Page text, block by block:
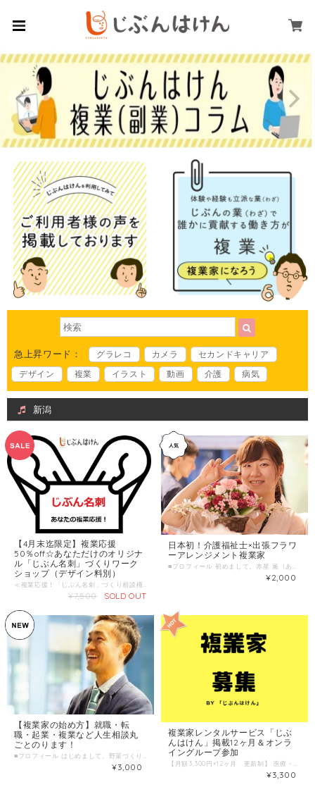
急上昇ワード： グラレコ カメラ
セカンドキャリア
デザイン
複業 イラスト 動画 介護 病気
新潟
【4月末迄限定】複業応援
50％off☆あなただけのオリジナ
ル「じぶん名刺」づくりワーク
ショップ（デザイン料別）
¥7,500 SOLD OUT
日本初！介護福祉士×出張フラワ
ーアレンジメント複業家
■プロフィール 初めまして。赤星 薫（あかぼしかおる）と申します。 日本初！介護福祉士による出張フラワーアレンジメント・園芸教室を広めています＾＾ 現場で頑張る介護士さんたちのお悩みやこれからの相談 介護現場で働いてみたい方のご質問にお答え 花や植物をプレゼントしたいけど、自分では選べないから助けてほしい などなど、色々ご相談に乗れたらと思います＾＾ 美味しいものを一緒に食べに行く、探求しに行くのもウェルカムです♪ Facebook https://www.facebook.com/rich.kaoru.happysmile Instagram https://www.instagram.com/happysmile_378/ ■わたしの複業 （経験・実績・趣味・特技・好きなことetc） 職歴 有料老人ホーム勤務７年半 訪問フラワーアレンジメント園芸教室「ハッピースマイル」代表 創業３年目 自社教室開催と並行して、花屋の店舗でも勤務 資格 介護福祉士 高等学校農業科教員免許 フラワー装飾技能士３級 趣味 花屋巡り 古民家をネットで見まくる 旅行 山の上から景色眺めてボーっとする 《花と緑で未来を楽しく明るく 》、《ハッピースマイルに関わる全ての方の幸福を目指すと共に、自分らしく生き・働く仲間を増やす活動を全国・世界へ拡げること》を理念として掲げ活動中。 高校・大学で、フラワーアレンジメント・植物の栽培・農業・生物を中心に学ぶ。 大学在学中に園芸療法に興味を持ち、福祉業界に就職。 介護職として生活全般から看取りまでを７年半経験し、その中で、『心身の癒し・リハビリテーション』を目的に、高齢者向けフラワーアレンジメント教室、介護施設職員向け「お花と認知症研修」の開催や園芸療法を行う。 高齢者の楽しみ創出・介護スタッフ研修が評判で出張型のフラワーアレンジメント・園芸教室「ハッピースマイル」を創業。 2019年7月まで、延べ2000人以上が参加、リピート率は90％以上。 園芸療法とそれを通した対人コミュニケーションや働き方についての講義開催など、福祉関係者向けフラワーアレンジメント講座などを現場主導でできるようにサポート業務を展開中。 ■時間内に提供できること 自宅に置く植物を一緒に選んでほしい 人に花をプレゼントしたいから、相談に乗ってほしい 古民家カフェに一緒に行きたい 花を選ぶコツ、教室のコツ 心の相談 施設アクティビティの相談 働き方、介護に関する悩みや相談 介護に対する想い・ぐち クレームにならない対応のコツ ただ話を聞いてほしい ■ こんな人におすすめ 花をすぐ枯らすことに悩んでる、育て方分からないから躊躇してる 人に花をあげてみたいけどハードル高い 一人でカフェに行きにくい とにかく癒されたい 美味しいもの食べることが好きな方 介護職として働くことに疲れてきている方 色々疲れてる方 ■ 当日の流れとスケジュール（60分） 【WEBでのやり取りをご希望の場合】 1、簡単にお互いの自己紹介 2、相談内容・ヒアリング 3、個別の質問にお答え ＊時間延長希望の場合はその場でご相談の上、ご決済いただきます。 【対面でのやり取りをご希望の場合】 ＊花屋やカフェなど、出向く先への交通費や飲食費はご負担をお願いいたします。 1、簡単にお互いの自己紹介 2、買い物希望→ヒアリング・選定 相談希望 → 食事しながらお話し ＊時間延長希望の場合はその場でご相談の上、ご決済いただきます。 ■調整可能な曜日・時間帯 平日の 月曜～金曜の17時以降 、土日の日中 ＊平日の日中も可能な日がございます。お気軽にお問い合わせ下さい。 ＊ 当日のお申し込みはご遠慮ください。 ３日前以上の余裕を持った日時で、ご希望日時を３つほどお知らせください。 （送信欄）＝＝＝＝＝＝＝＝＝＝＝＝ 第一希望：●月●日●曜日 ●時●分～●時●分 第二希望：●月●日●曜日 ●時●分～●時●分 第三希望：●月●日●曜日 ●時●分～●時●分 ＝＝＝＝＝＝＝＝＝＝＝＝＝＝＝＝＝ ＊対面、WEB上でのやりとり、どちらでも構いません。 対面の場合は、場所は要相談でお願いいたします。 ＊花屋やカフェなど、出向く先への交通費や飲食費はご負担をお願いいたします。 ■ よくある質問 Q. オンラインでのやり取りは可能ですか？ A. 可能です＾＾ ・ご相談日時等のお問い合わせ ・遠隔地にお住まいであったり、都合上対面が不可能な場合 などは、LINE＠ or Facebookメッセンジャーにてご連絡ください。 Q. 延長した場合はどうなりますか？ A. 延長時間分を別途ご購入いただきます。 ■1回のサービス提供時間 １時間/回 ＊２時間ご希望の場合はカートにて「２」個ご購入ください。 ＊当日延長相談も可 ■サービス提供エリア 兵庫県宝塚市から５０キロ圏内程度、圏外は要相談 ＊オンラインの場合は全国可
¥2,000
【複業家の始め方】就職・転
職・起業・複業など人生相談丸
ごとのります！
■プロフィール はじめまして、野菜づくりがライフワーク！ ３児のパパ起業家、ワーシャル代表のナカニシです。 元上場企業のキャリアコンサルタントとして、一般職種から医療系人材まで、約１０年間キャリア相談及び、法人採用サポートに従事し、「働き方」＝「生き方」を応援したいと考え、社団法人ワーシャル設立して7年目。 「①個人②企業③社会が3方良し」の「社会的複業」という働き方を実践しながら、 「ジブンゴトで面白くする」医療・介護・福祉業界の働き方改革を実施しています。 わたしはこれまで、キャリアアドバイザーとして、 約４０００人の方の就職・転職、働き方や人生の相談にのってきました。 自分自身の「働き方＝生き方」を見直すきっかけとして、 私の場合は、子どもが生まれるたびにキャリアチェンジをしてきており、 １人目が生まれた時 → 飲食業界から人材ビジネス業界へ転職 （それまでに50職種を掛け持ちで経験） ２人目が生まれた時 → 人材ビジネス業界のベンチャーへ転職 ３人目が生まれた時 → 起業 「働き方」で一貫して決めているテーマは、 「働くを楽しむプロになる」こと。 それを実現できる働き方が【複業】です。 あなたらしさの価値観と強みを引き出し、「複業の始め方」を見つけるきっかけになればと思います。 ■わたしの複業 （経験・実績・趣味・特技・好きなことetc） ①働き方相談歴13年 医療・介護・福祉から一般職種までこれまで約４０００人の方の働き方相談にのる。 新卒の就活から転職活動、起業相談や人生相談まで。 35歳で、じぶんの天職は「相談にのること」と気づく。 ②野菜作り歴10年 有機無農薬の野菜作りを体験農園ではじめ、現在野菜作りのアドバイザーも行う ③起業歴7年 社団法人の代表理事として、ソーシャルとビジネスの融合に取り組む。 ④複業歴20年 フリーターで常に4つ以上の仕事を掛け持ちし、TOAL50職種以上経験。 現在は、複数の企業の顧問契約、株式会社の役員にも就任。 ⑤パパ歴13年 長女、長男、次男の3児のパパとして保護者会やPTA活動、NPOファザーリングジャパン関西の活動や地域活動にも参加。 ■時間内に提供できること ・じぶんの好き、強みを生かした複業の始め方 ・独立するための仕事の作り方 ・キャリア貧乏にならない就職・転職の仕方 ・じぶんの人生を豊かにする働き方 ・家族と仕事のバランスのとれたパパの働き方 ・残念な「副業」にならない予防策 ■ こんな人におすすめ ・自分の好き、得意を生かした複業を始めたい人 ・いまの働き方を変えたい人 ・転職や起業、働き方に悩む人 ・仕事の作り方を知りたい人 ・パパとして家族を大事に働きたい人 ■ 当日の流れとスケジュール（90分） 下記1例です。 ・チェックイン 自己紹介 ・「複業」と「副業」の違い ・気がつくとキャリア貧乏！残念なフク業 ・じぶんキャリアの棚卸し （特典）複業キャリアマップシート プレゼント 「ザッソウ＝雑談・相談」スタイルで気軽に会話しながらすすめます。 ■調整可能な曜日・時間帯 ＊平日の日中も可能な日がございます。お気軽にお問い合わせ下さい。 ＊ 当日のお申し込みはご遠慮ください。 ３日前以上の余裕を持った日時で、ご希望日時を３つほどお知らせください。 （送信欄）＝＝＝＝＝＝＝＝＝＝＝＝ 第一希望：●月●日●曜日 ●時●分～●時●分 第二希望：●月●日●曜日 ●時●分～●時●分 第三希望：●月●日●曜日 ●時●分～●時●分 ＝＝＝＝＝＝＝＝＝＝＝＝＝＝＝＝＝ ＊対面、WEB上でのやりとり、どちらでも構いません。 対面の場合は、ワーシャルオフィス（大阪市内）にて ■ よくある質問 Q. オンラインでのやり取りは可能ですか？ A. 可能です。ZOOM（WEB会議ツール）を活用いたしますので、事前にダウンロードください。 ZOOM 参照URL https://zoom.us/jp-jp/meetings.html ■1回のサービス提供時間 90分/回 ■サービス提供エリア 大阪市内にて面談 ＊オンラインの場合は全国可
¥3,000
複業家レンタルサービス「じぶ
んはけん」掲載12ヶ月＆オンラ
イングループ参加
¥3,300